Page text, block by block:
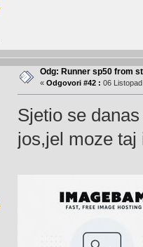
Odg: Runner sp50 from
« Odgovori #42 : 06
Sjetio se
jos,jel moze taj